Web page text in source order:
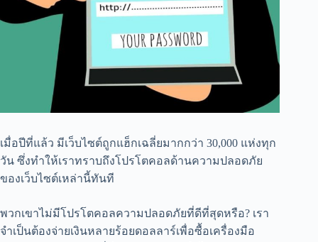
เมื่อปีที่แล้ว มีเว็บไซต์ถูกแฮ็กเฉลี่ยมากกว่า 30,000 แห่งทุก
วัน ซึ่งทำให้เราทราบถึงโปรโตคอลด้านความปลอดภัย
ของเว็บไซต์เหล่านี้ทันที
พวกเขาไม่มีโปรโตคอลความปลอดภัยที่ดีที่สุดหรือ? เรา
จำเป็นต้องจ่ายเงินหลายร้อยดอลลาร์เพื่อซื้อเครื่องมือ